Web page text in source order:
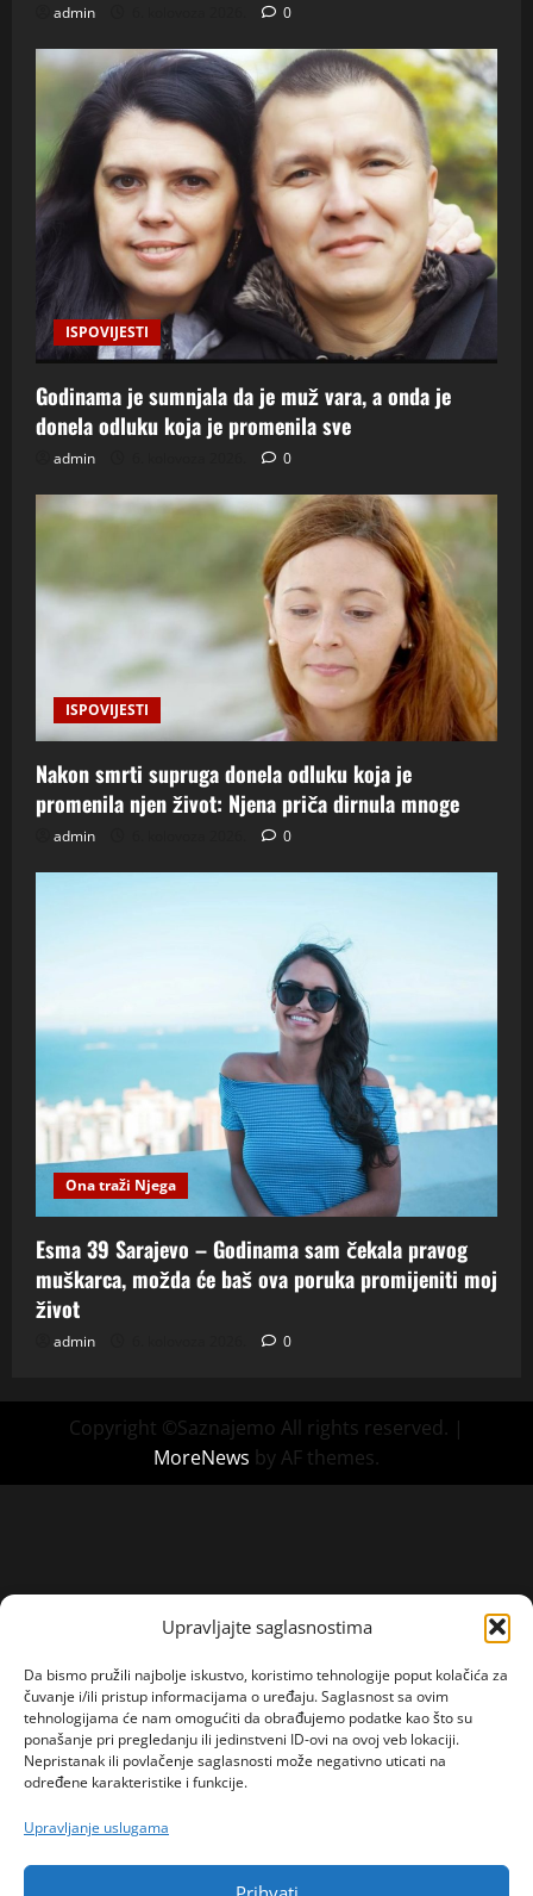
Upravljajte saglasnostima
Da bismo pružili najbolje iskustvo, koristimo tehnologije poput kolačića za
čuvanje i/ili pristup informacijama o uređaju. Saglasnost sa ovim
tehnologijama će nam omogućiti da obrađujemo podatke kao što su
ponašanje pri pregledanju ili jedinstveni ID-ovi na ovoj veb lokaciji.
Nepristanak ili povlačenje saglasnosti može negativno uticati na
određene karakteristike i funkcije.
Upravljanje uslugama
admin 0
ISPOVIJESTI
Godinama je sumnjala da je muž vara, a onda je
donela odluku koja je promenila sve
admin 0
ISPOVIJESTI
Nakon smrti supruga donela odluku koja je
promenila njen život: Njena priča dirnula mnoge
admin 0
Ona traži Njega
Esma 39 Sarajevo – Godinama sam čekala pravog
muškarca, možda će baš ova poruka promijeniti moj
život
admin 0
Copyright ©Saznajemo All rights reserved. |
MoreNews by AF themes.